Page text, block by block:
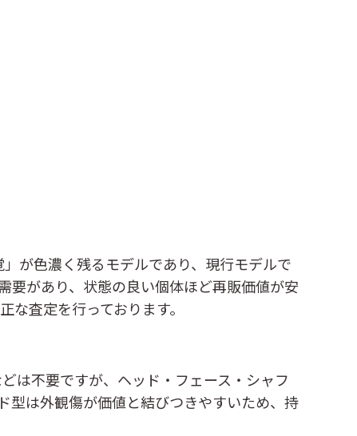
が色濃く残るモデルであり、現行モデルで
要があり、状態の良い個体ほど再販価値が安
査定を行っております。
は不要ですが、ヘッド・フェース・シャフ
型は外観傷が価値と結びつきやすいため、持